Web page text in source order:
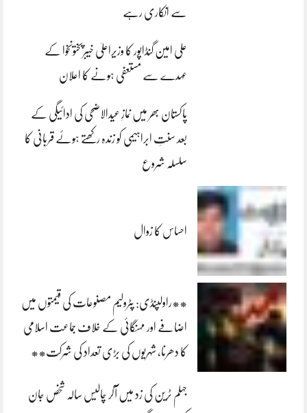
سے انکاری رہے
علی امین گنڈاپور کا وزیراعلیٰ خیبرپختونخوا کے
عہدے سے مستعفی ہونے کا اعلان
پاکستان بھر میں نمازِ عیدالاضحی کی ادائیگی کے
بعد سنتِ ابراہیمی کو زندہ رکھتے ہوئے قربانی کا
سلسلہ شروع
احساس کا زوال
**راولپنڈی: پٹرولیم مصنوعات کی قیمتوں میں
اضافے اور مہنگائی کے خلاف جماعت اسلامی
کا دھرنا، شہریوں کی بڑی تعداد کی شرکت**
جہلم ٹرین کی زد میں آکر چالیس سالہ شخص جان